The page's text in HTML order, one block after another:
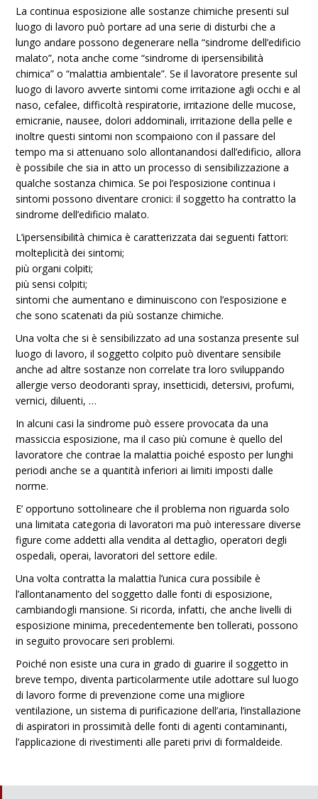
La continua esposizione alle sostanze chimiche presenti sul
luogo di lavoro può portare ad una serie di disturbi che a
lungo andare possono degenerare nella “sindrome dell’edificio
malato”, nota anche come “sindrome di ipersensibilità
chimica” o “malattia ambientale”. Se il lavoratore presente sul
luogo di lavoro avverte sintomi come irritazione agli occhi e al
naso, cefalee, difficoltà respiratorie, irritazione delle mucose,
emicranie, nausee, dolori addominali, irritazione della pelle e
inoltre questi sintomi non scompaiono con il passare del
tempo ma si attenuano solo allontanandosi dall’edificio, allora
è possibile che sia in atto un processo di sensibilizzazione a
qualche sostanza chimica. Se poi l’esposizione continua i
sintomi possono diventare cronici: il soggetto ha contratto la
sindrome dell’edificio malato.
L’ipersensibilità chimica è caratterizzata dai seguenti fattori:
molteplicità dei sintomi;
più organi colpiti;
più sensi colpiti;
sintomi che aumentano e diminuiscono con l’esposizione e
che sono scatenati da più sostanze chimiche.
Una volta che si è sensibilizzato ad una sostanza presente sul
luogo di lavoro, il soggetto colpito può diventare sensibile
anche ad altre sostanze non correlate tra loro sviluppando
allergie verso deodoranti spray, insetticidi, detersivi, profumi,
vernici, diluenti, …
In alcuni casi la sindrome può essere provocata da una
massiccia esposizione, ma il caso più comune è quello del
lavoratore che contrae la malattia poiché esposto per lunghi
periodi anche se a quantità inferiori ai limiti imposti dalle
norme.
E’ opportuno sottolineare che il problema non riguarda solo
una limitata categoria di lavoratori ma può interessare diverse
figure come addetti alla vendita al dettaglio, operatori degli
ospedali, operai, lavoratori del settore edile.
Una volta contratta la malattia l’unica cura possibile è
l’allontanamento del soggetto dalle fonti di esposizione,
cambiandogli mansione. Si ricorda, infatti, che anche livelli di
esposizione minima, precedentemente ben tollerati, possono
in seguito provocare seri problemi.
Poiché non esiste una cura in grado di guarire il soggetto in
breve tempo, diventa particolarmente utile adottare sul luogo
di lavoro forme di prevenzione come una migliore
ventilazione, un sistema di purificazione dell’aria, l’installazione
di aspiratori in prossimità delle fonti di agenti contaminanti,
l’applicazione di rivestimenti alle pareti privi di formaldeide.